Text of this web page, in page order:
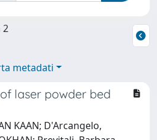
2
metadati
laser powder bed
KAAN; D'Arcangelo,